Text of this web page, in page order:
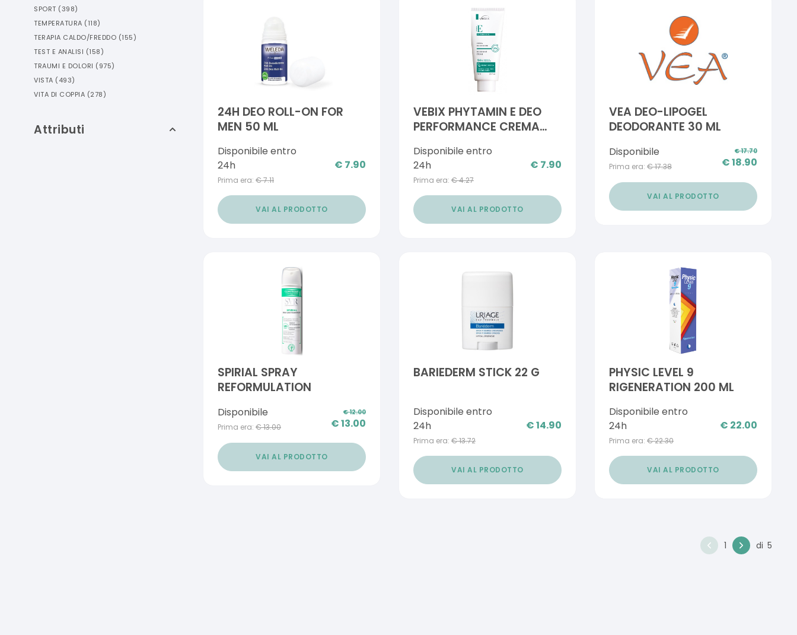
SPORT (398)
TEMPERATURA (118)
TERAPIA CALDO/FREDDO (155)
TEST E ANALISI (158)
TRAUMI E DOLORI (975)
VISTA (493)
VITA DI COPPIA (278)
Attributi
24H DEO ROLL-ON FOR
MEN 50 ML
Disponibile entro
24h
Prima era: €7.11
€ 7.90
VAI AL PRODOTTO
VEBIX PHYTAMIN E DEO
PERFORMANCE CREMA
ROCCA
Disponibile entro
24h
Prima era: €4.27
€ 7.90
VAI AL PRODOTTO
VEA DEO-LIPOGEL
DEODORANTE 30 ML
Disponibile
Prima era: €17.38
€17.70
€18.90
VAI AL PRODOTTO
SPIRIAL SPRAY
REFORMULATION
Disponibile
Prima era: €13.00
€12.00
€13.00
VAI AL PRODOTTO
BARIEDERM STICK 22 G
Disponibile entro
24h
Prima era: €13.72
€14.90
VAI AL PRODOTTO
PHYSIC LEVEL 9
RIGENERATION 200 ML
Disponibile entro
24h
Prima era: €22.30
€ 22.00
VAI AL PRODOTTO
1 di 5